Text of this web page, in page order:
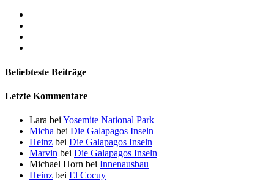
Beliebteste Beiträge
Letzte Kommentare
Lara bei Yosemite National Park
Micha bei Die Galapagos Inseln
Heinz bei Die Galapagos Inseln
Marvin bei Die Galapagos Inseln
Michael Horn bei Innenausbau
Heinz bei El Cocuy